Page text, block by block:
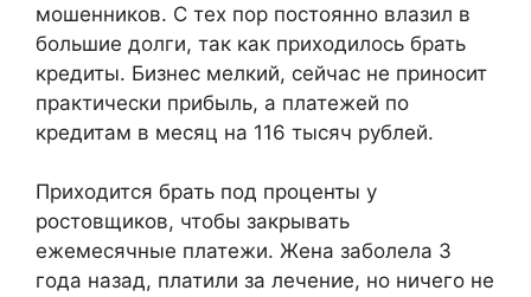
мошенников. С тех пор постоянно влазил в
большие долги, так как приходилось брать
кредиты. Бизнес мелкий, сейчас не приносит
практически прибыль, а платежей по
кредитам в месяц на 116 тысяч рублей.
Приходится брать под проценты у
ростовщиков, чтобы закрывать
ежемесячные платежи. Жена заболела 3
года назад, платили за лечение, но ничего не